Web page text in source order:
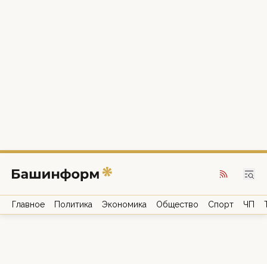
Главное Политика Экономика Общество Спорт ЧП